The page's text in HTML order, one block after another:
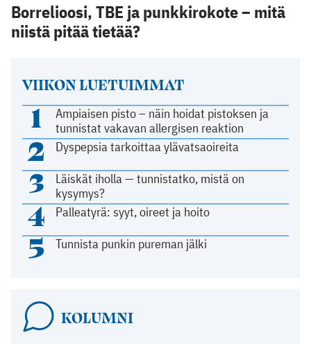
VIIKON LUETUIMMAT
1
Ampiaisen pisto – näin hoidat pistoksen ja
tunnistat vakavan allergisen reaktion
2 Dyspepsia tarkoittaa ylävatsaoireita
3
Läiskät iholla — tunnistatko, mistä on
kysymys?
4 Palleatyrä: syyt, oireet ja hoito
5 Tunnista punkin pureman jälki
KOLUMNI
Borrelioosi, TBE ja punkkirokote – mitä
niistä pitää tietää?